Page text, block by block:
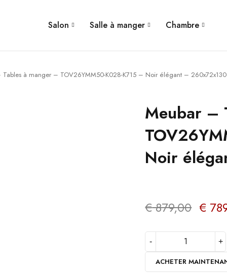
Salon Salle à manger Chambre
Tables à manger – TOV26YMM50-K028-K715 – Noir élégant –
Meubar –
Noir
€879,00 €
ACHETER